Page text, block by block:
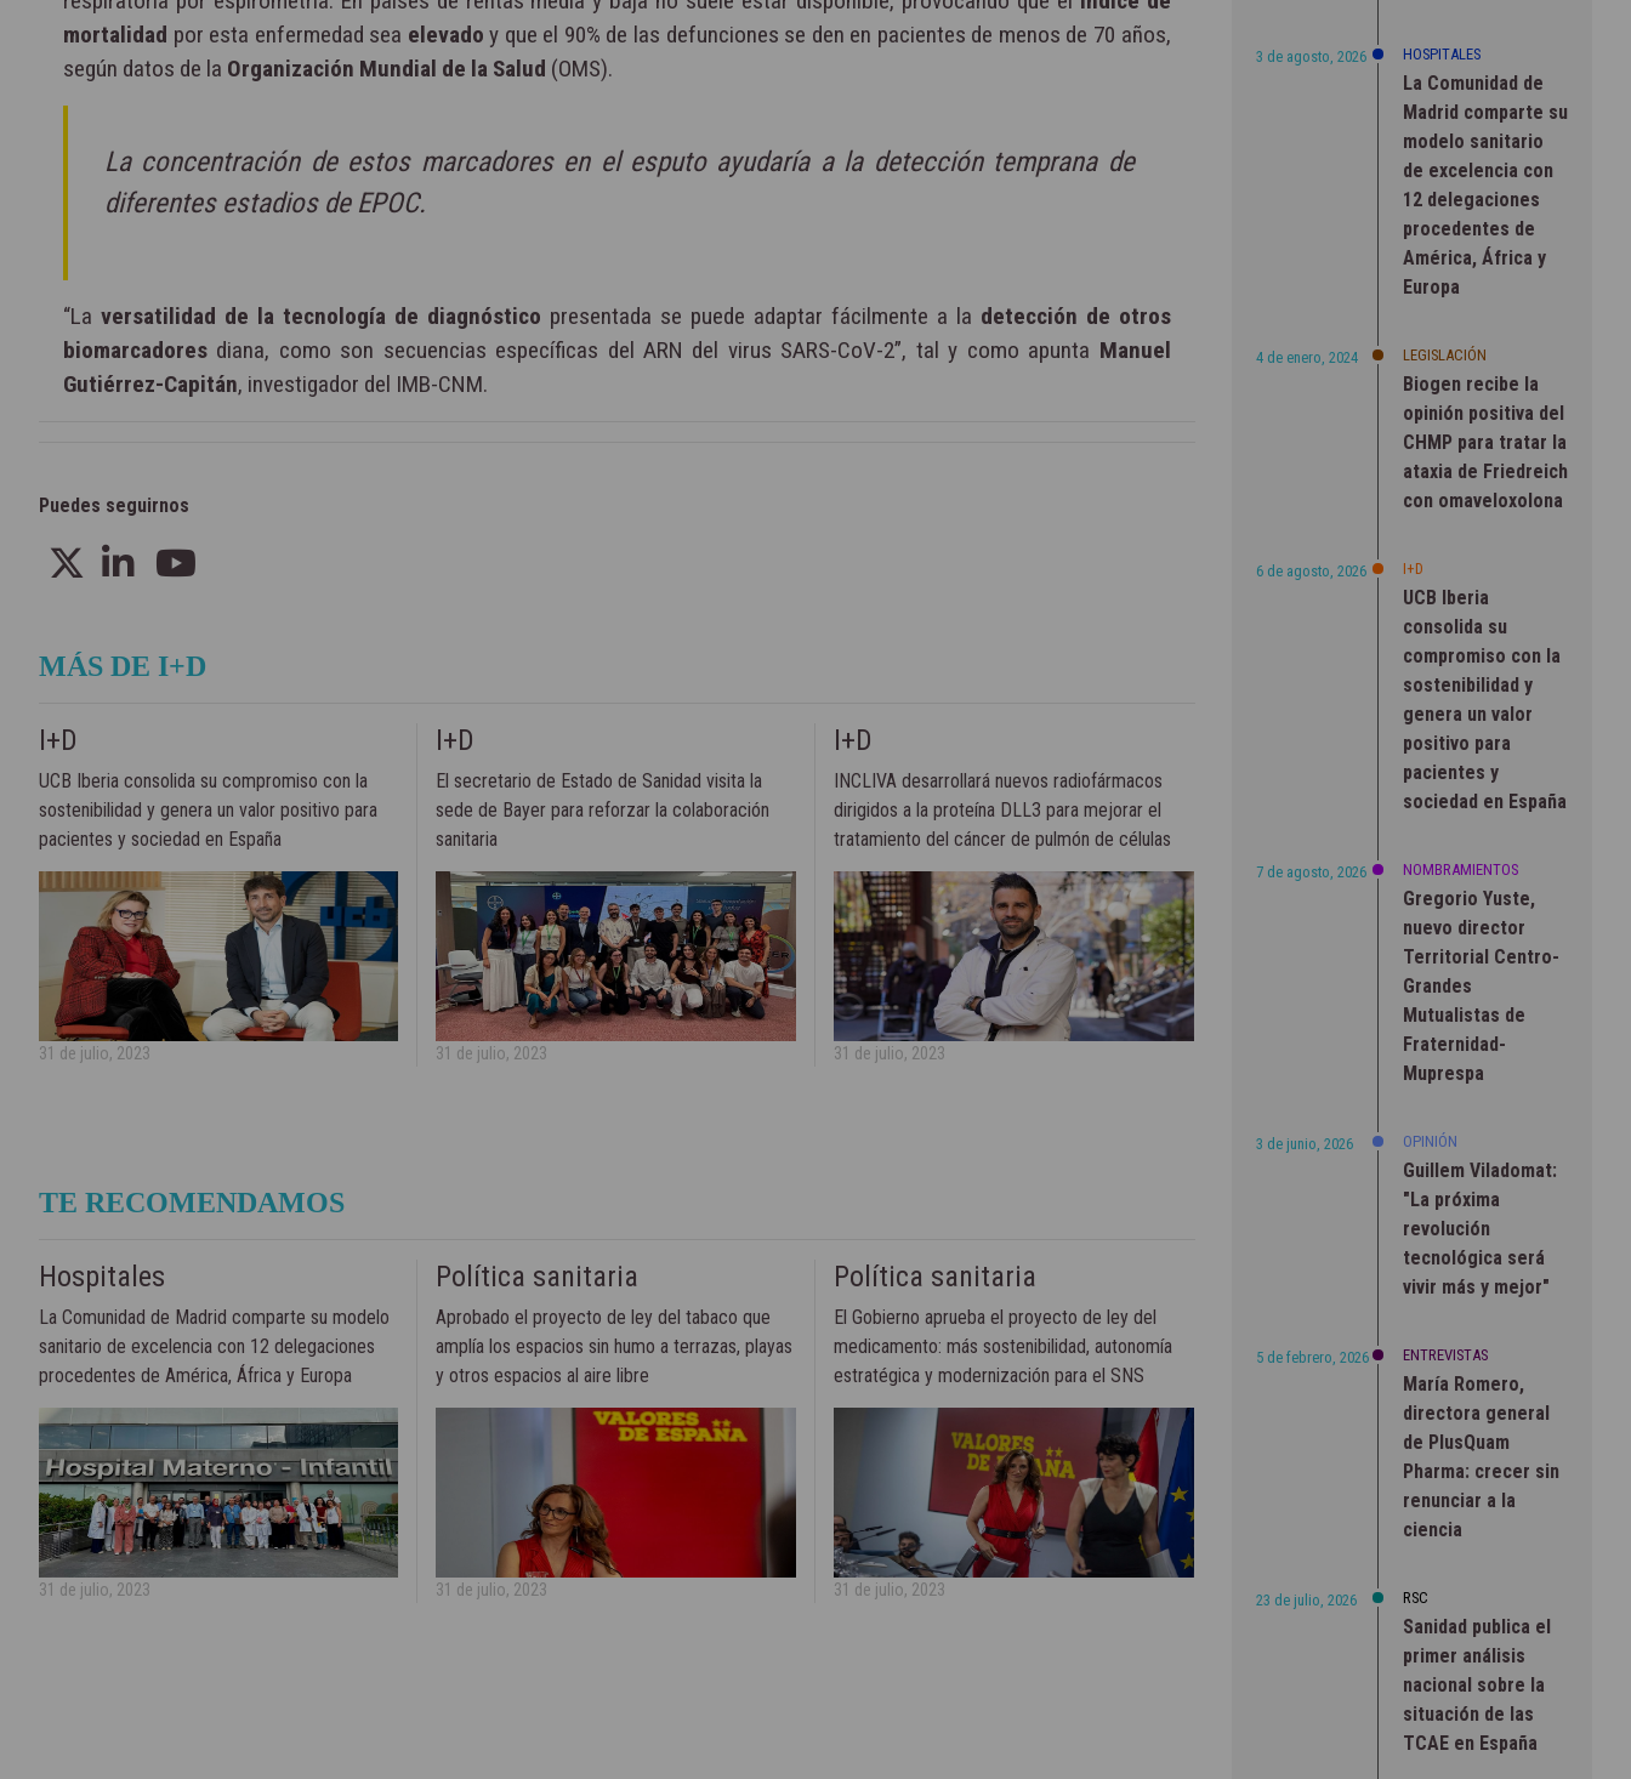
mortalidad por esta enfermedad sea elevado y que el 90% de las defunciones se den en pacientes de menos de 70 años,
según datos de la Organización Mundial de la Salud (OMS).
La concentración de estos marcadores en el esputo ayudaría a la detección temprana de
diferentes estadios de EPOC.
“La versatilidad de la tecnología de diagnóstico presentada se puede adaptar fácilmente a la detección de otros
biomarcadores diana, como son secuencias específicas del ARN del virus SARS-CoV-2”, tal y como apunta Manuel
Gutiérrez-Capitán, investigador del IMB-CNM.
Puedes seguirnos
MÁS DE I+D
I+D
UCB Iberia consolida su compromiso con la
sostenibilidad y genera un valor positivo para
pacientes y sociedad en España
31 de julio, 2023
I+D
El secretario de Estado de Sanidad visita la
sede de Bayer para reforzar la colaboración
sanitaria
31 de julio, 2023
I+D
INCLIVA desarrollará nuevos radiofármacos
dirigidos a la proteína DLL3 para mejorar el
tratamiento del cáncer de pulmón de células
pequeñas
31 de julio, 2023
TE RECOMENDAMOS
Hospitales
La Comunidad de Madrid comparte su modelo
sanitario de excelencia con 12 delegaciones
procedentes de América, África y Europa
31 de julio, 2023
Política sanitaria
Aprobado el proyecto de ley del tabaco que
amplía los espacios sin humo a terrazas, playas
y otros espacios al aire libre
31 de julio, 2023
Política sanitaria
El Gobierno aprueba el proyecto de ley del
medicamento: más sostenibilidad, autonomía
estratégica y modernización para el SNS
31 de julio, 2023
3 de agosto, 2026 HOSPITALES
La Comunidad de
Madrid comparte su
modelo sanitario
de excelencia con
12 delegaciones
procedentes de
América, África y
Europa
4 de enero, 2024 LEGISLACIÓN
Biogen recibe la
opinión positiva del
CHMP para tratar la
ataxia de Friedreich
con omaveloxolona
6 de agosto, 2026 I+D
UCB Iberia
consolida su
compromiso con la
sostenibilidad y
genera un valor
positivo para
pacientes y
sociedad en España
7 de agosto, 2026 NOMBRAMIENTOS
Gregorio Yuste,
nuevo director
Territorial Centro-
Grandes
Mutualistas de
Fraternidad-
Muprespa
3 de junio, 2026 OPINIÓN
Guillem Viladomat:
"La próxima
revolución
tecnológica será
vivir más y mejor"
5 de febrero, 2026 ENTREVISTAS
María Romero,
directora general
de PlusQuam
Pharma: crecer sin
renunciar a la
ciencia
23 de julio, 2026 RSC
Sanidad publica el
primer análisis
nacional sobre la
situación de las
TCAE en España